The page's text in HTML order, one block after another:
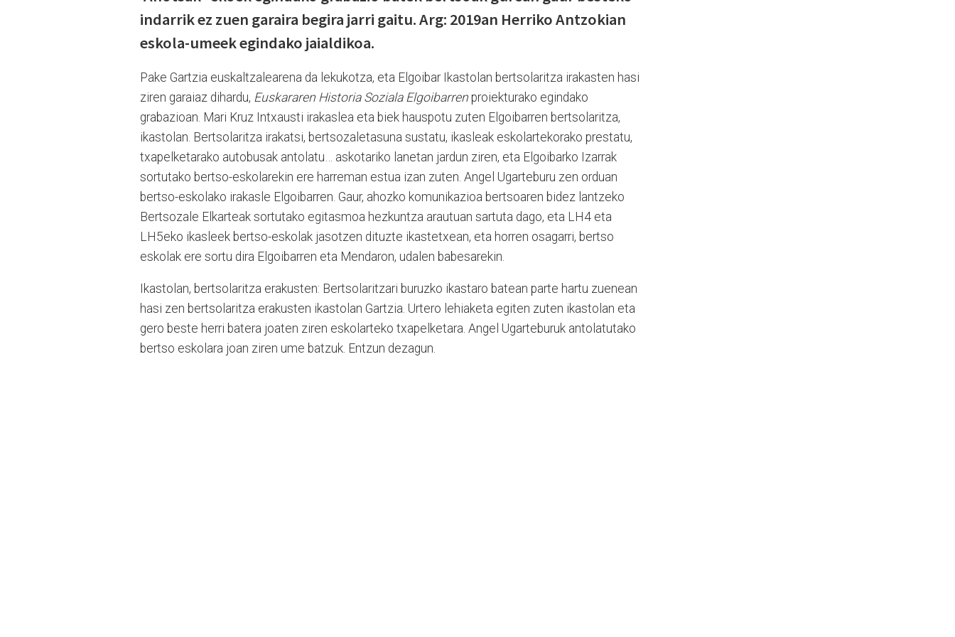
indarrik ez zuen garaira begira jarri gaitu. Arg: 2019an Herriko Antzokian
eskola-umeek egindako jaialdikoa.
Pake Gartzia euskaltzalearena da lekukotza, eta Elgoibar Ikastolan bertsolaritza irakasten hasi
ziren garaiaz dihardu, Euskararen Historia Soziala Elgoibarren proiekturako egindako
grabazioan. Mari Kruz Intxausti irakaslea eta biek hauspotu zuten Elgoibarren bertsolaritza,
ikastolan. Bertsolaritza irakatsi, bertsozaletasuna sustatu, ikasleak eskolartekorako prestatu,
txapelketarako autobusak antolatu… askotariko lanetan jardun ziren, eta Elgoibarko Izarrak
sortutako bertso-eskolarekin ere harreman estua izan zuten. Angel Ugarteburu zen orduan
bertso-eskolako irakasle Elgoibarren. Gaur, ahozko komunikazioa bertsoaren bidez lantzeko
Bertsozale Elkarteak sortutako egitasmoa hezkuntza arautuan sartuta dago, eta LH4 eta
LH5eko ikasleek bertso-eskolak jasotzen dituzte ikastetxean, eta horren osagarri, bertso
eskolak ere sortu dira Elgoibarren eta Mendaron, udalen babesarekin.
Ikastolan, bertsolaritza erakusten: Bertsolaritzari buruzko ikastaro batean parte hartu zuenean
hasi zen bertsolaritza erakusten ikastolan Gartzia. Urtero lehiaketa egiten zuten ikastolan eta
gero beste herri batera joaten ziren eskolarteko txapelketara. Angel Ugarteburuk antolatutako
bertso eskolara joan ziren ume batzuk. Entzun dezagun.